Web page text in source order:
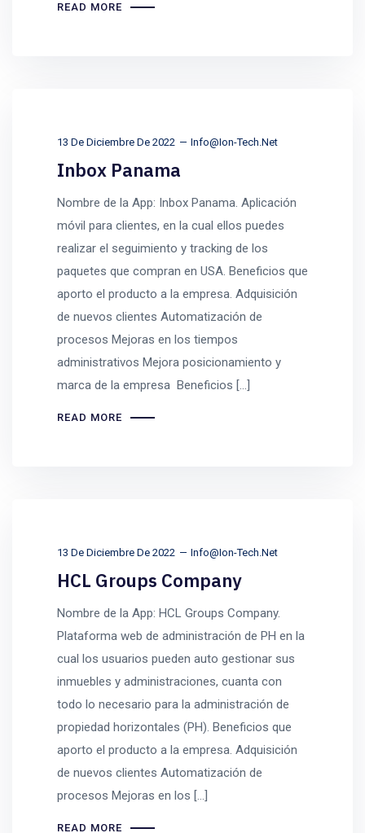
READ MORE
13 De Diciembre De 2022 Info@ion-Tech.net
Inbox Panama
Nombre de la App: Inbox Panama. Aplicación
móvil para clientes, en la cual ellos puedes
realizar el seguimiento y tracking de los
paquetes que compran en USA. Beneficios que
aporto el producto a la empresa. Adquisición
de nuevos clientes Automatización de
procesos Mejoras en los tiempos
administrativos Mejora posicionamiento y
marca de la empresa Beneficios […]
READ MORE
13 De Diciembre De 2022 Info@ion-Tech.net
HCL Groups Company
Nombre de la App: HCL Groups Company.
Plataforma web de administración de PH en la
cual los usuarios pueden auto gestionar sus
inmuebles y administraciones, cuanta con
todo lo necesario para la administración de
propiedad horizontales (PH). Beneficios que
aporto el producto a la empresa. Adquisición
de nuevos clientes Automatización de
procesos Mejoras en los […]
READ MORE